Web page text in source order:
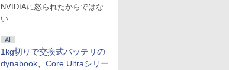
NVIDIAに怒られたからではな
い
AI
1kg切りで交換式バッテリの
dynabook、Core Ultraシリー